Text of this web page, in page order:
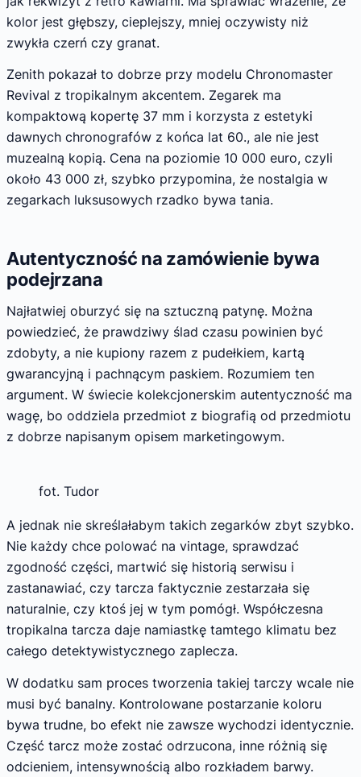
kolor jest głębszy, cieplejszy, mniej oczywisty niż
zwykła czerń czy granat.
Zenith pokazał to dobrze przy modelu Chronomaster
Revival z tropikalnym akcentem. Zegarek ma
kompaktową kopertę 37 mm i korzysta z estetyki
dawnych chronografów z końca lat 60., ale nie jest
muzealną kopią. Cena na poziomie 10 000 euro, czyli
około 43 000 zł, szybko przypomina, że nostalgia w
zegarkach luksusowych rzadko bywa tania.
Autentyczność na zamówienie bywa
podejrzana
Najłatwiej oburzyć się na sztuczną patynę. Można
powiedzieć, że prawdziwy ślad czasu powinien być
zdobyty, a nie kupiony razem z pudełkiem, kartą
gwarancyjną i pachnącym paskiem. Rozumiem ten
argument. W świecie kolekcjonerskim autentyczność ma
wagę, bo oddziela przedmiot z biografią od przedmiotu
z dobrze napisanym opisem marketingowym.
fot. Tudor
A jednak nie skreślałabym takich zegarków zbyt szybko.
Nie każdy chce polować na vintage, sprawdzać
zgodność części, martwić się historią serwisu i
zastanawiać, czy tarcza faktycznie zestarzała się
naturalnie, czy ktoś jej w tym pomógł. Współczesna
tropikalna tarcza daje namiastkę tamtego klimatu bez
całego detektywistycznego zaplecza.
W dodatku sam proces tworzenia takiej tarczy wcale nie
musi być banalny. Kontrolowane postarzanie koloru
bywa trudne, bo efekt nie zawsze wychodzi identycznie.
Część tarcz może zostać odrzucona, inne różnią się
odcieniem, intensywnością albo rozkładem barwy.